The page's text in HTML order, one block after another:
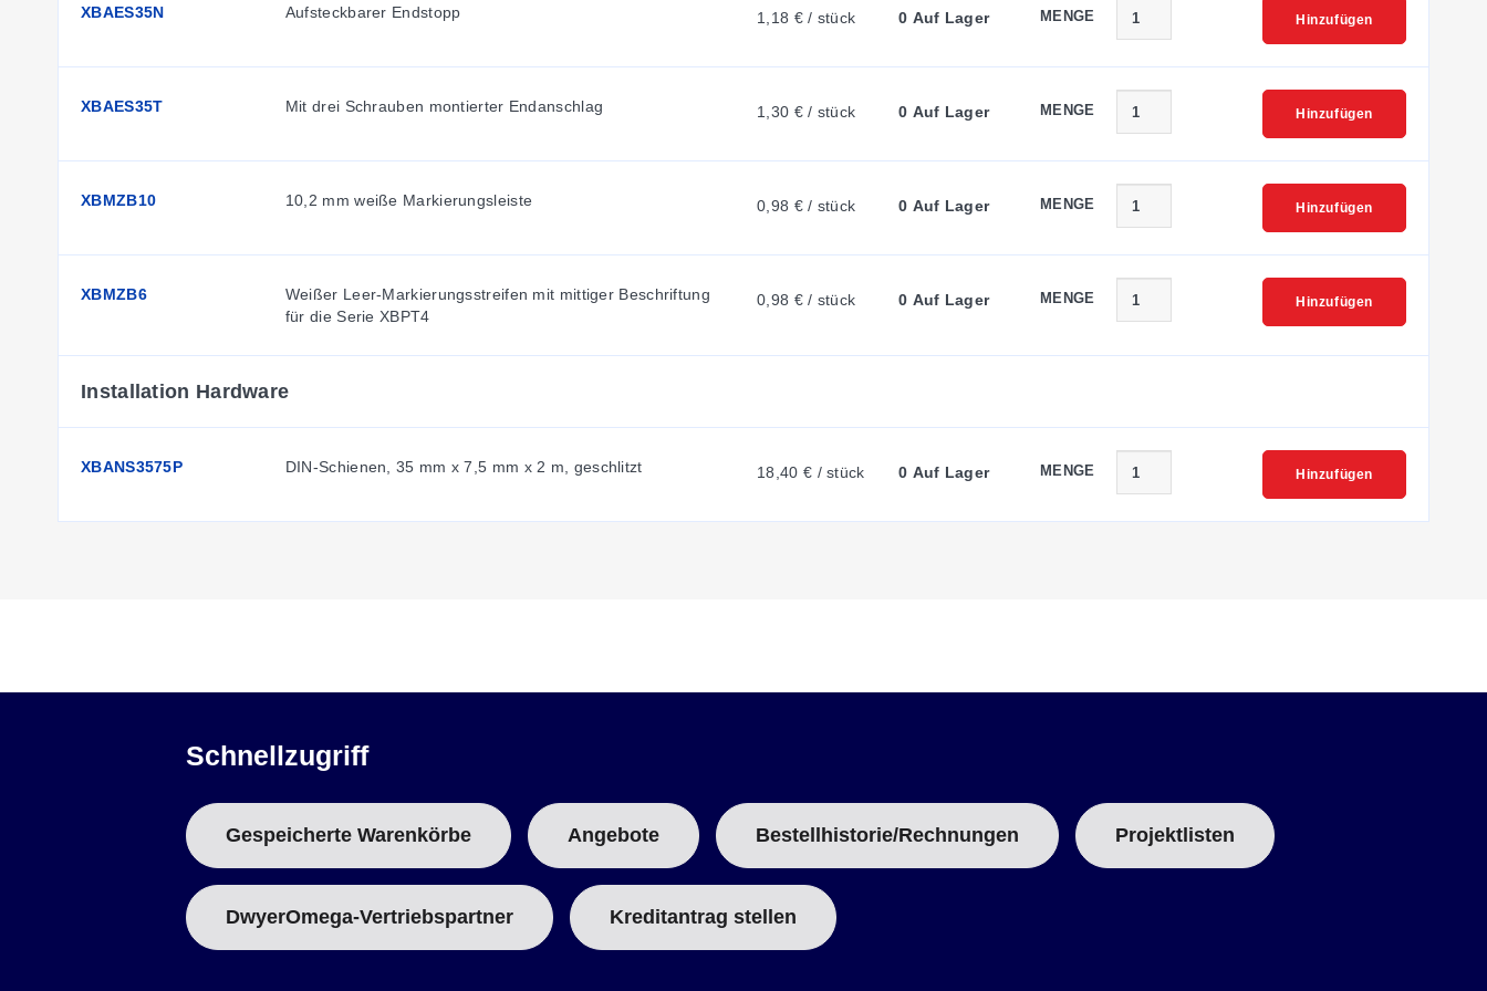
XBAES35N Aufsteckbarer Endstopp 1,18 € / stück 0 Auf Lager MENGE Hinzufügen
XBAES35T Mit drei Schrauben montierter Endanschlag 1,30 € / stück 0 Auf Lager MENGE Hinzufügen
XBMZB10 10,2 mm weiße Markierungsleiste 0,98 € / stück 0 Auf Lager MENGE Hinzufügen
XBMZB6
Weißer Leer-Markierungsstreifen mit mittiger Beschriftung
für die Serie XBPT4
0,98 € / stück 0 Auf Lager MENGE Hinzufügen
Installation Hardware
XBANS3575P DIN-Schienen, 35 mm x 7,5 mm x 2 m, geschlitzt 18,40 € / stück 0 Auf Lager MENGE Hinzufügen
Schnellzugriff
Gespeicherte Warenkörbe Angebote Bestellhistorie/Rechnungen Projektlisten
DwyerOmega-Vertriebspartner Kreditantrag stellen